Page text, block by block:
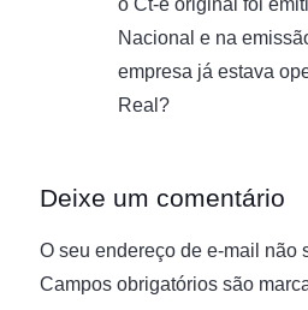
o Ct-e original foi
Nacional e na
empresa já estava
Real?
Deixe um comentário
O seu endereço de e-mail não
Campos obrigatórios são